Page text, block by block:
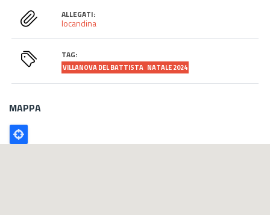
ALLEGATI:
locandina
TAG:
VILLANOVA DEL BATTISTA NATALE 2024
MAPPA
Poligono
GEO